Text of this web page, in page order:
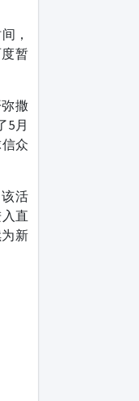
，
暂
撒
5月
众
活
直
新